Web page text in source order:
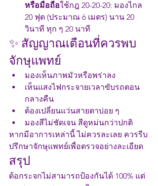
หรือมือถือใช้กฎ 20-20-20: มองไกล
20 ฟุต (ประมาณ 6 เมตร) นาน 20
วินาที ทุก ๆ 20 นาที
✨ สัญญาณเตือนที่ควรพบ
จักษุแพทย์
มองเห็นภาพมัวหรือพร่าลง
เห็นแสงไฟกระจายเวลาขับรถตอน
กลางคืน
ต้องเปลี่ยนแว่นสายตาบ่อย ๆ
มองสีไม่ชัดเจน สีดูหม่นกว่าปกติ
หากมีอาการเหล่านี้ ไม่ควรละเลย ควรรีบ
ปรึกษาจักษุแพทย์เพื่อตรวจอย่างละเอียด
สรุป
ต้อกระจกไม่สามารถป้องกันได้ 100% แต่